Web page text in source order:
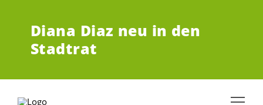
Diana Diaz neu in den
Stadtrat